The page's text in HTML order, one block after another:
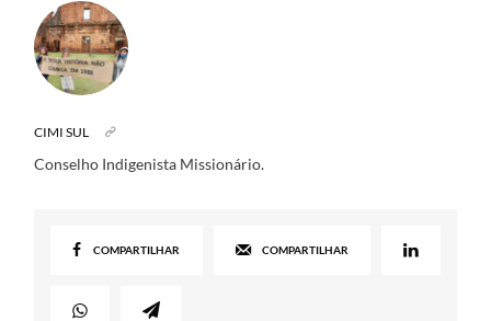
CIMI SUL
Conselho Indigenista Missionário.
COMPARTILHAR COMPARTILHAR